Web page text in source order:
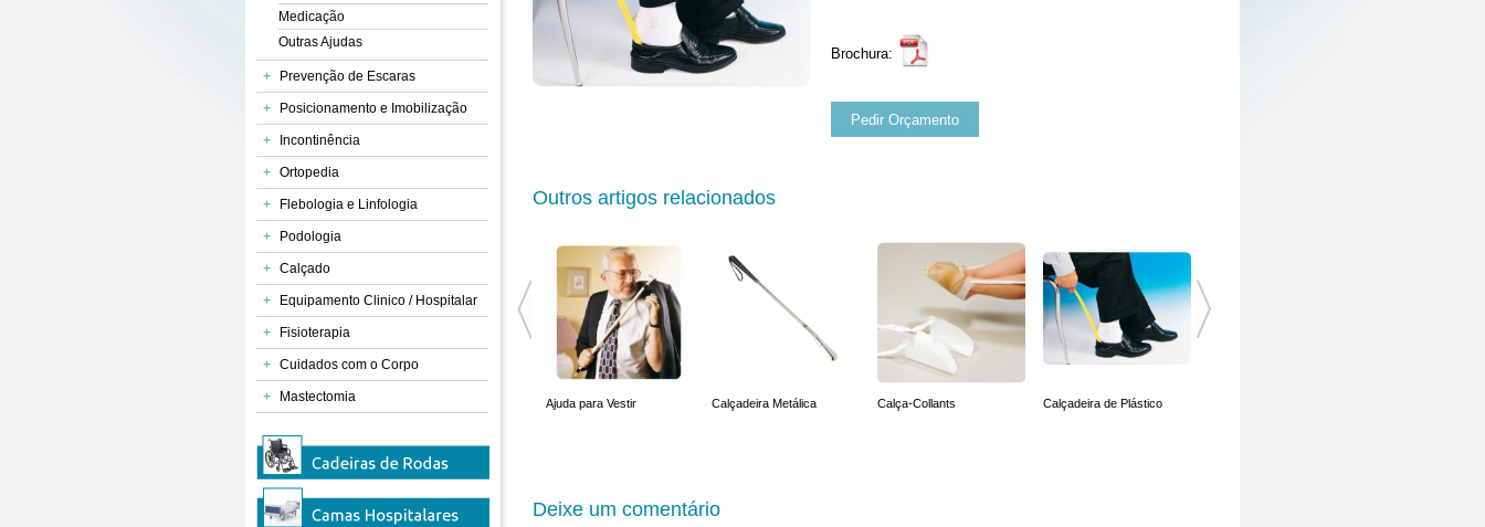
Medicação
Outras Ajudas
+ Prevenção de Escaras
+ Posicionamento e Imobilização
+ Incontinência
+ Ortopedia
+ Flebologia e Linfologia
+ Podologia
+ Calçado
+ Equipamento Clinico / Hospitalar
+ Fisioterapia
+ Cuidados com o Corpo
+ Mastectomia
Brochura:
Pedir Orçamento
Outros artigos relacionados
Calça-Collants Ajuda para Vestir Calçadeira Metálica Calça-Collants Calçadeira de Plástico
Deixe um comentário